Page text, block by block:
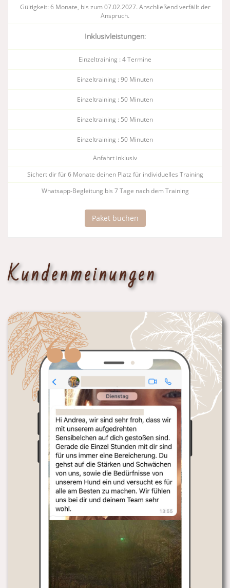
Gültigkeit: 6 Monate, bis zum 07.02.2027. Anschließend verfällt der
Anspruch.
Inklusivleistungen:
Einzeltraining : 4 Termine
Einzeltraining : 90 Minuten
Einzeltraining : 50 Minuten
Einzeltraining : 50 Minuten
Einzeltraining : 50 Minuten
Anfahrt inklusiv
Sichert dir für 6 Monate deinen Platz für individuelles Training
Whatsapp-Begleitung bis 7 Tage nach dem Training
Paket buchen
Kundenmeinungen